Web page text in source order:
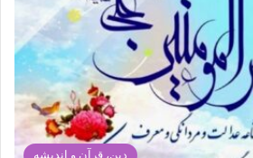
دین، قرآن و اندیشه